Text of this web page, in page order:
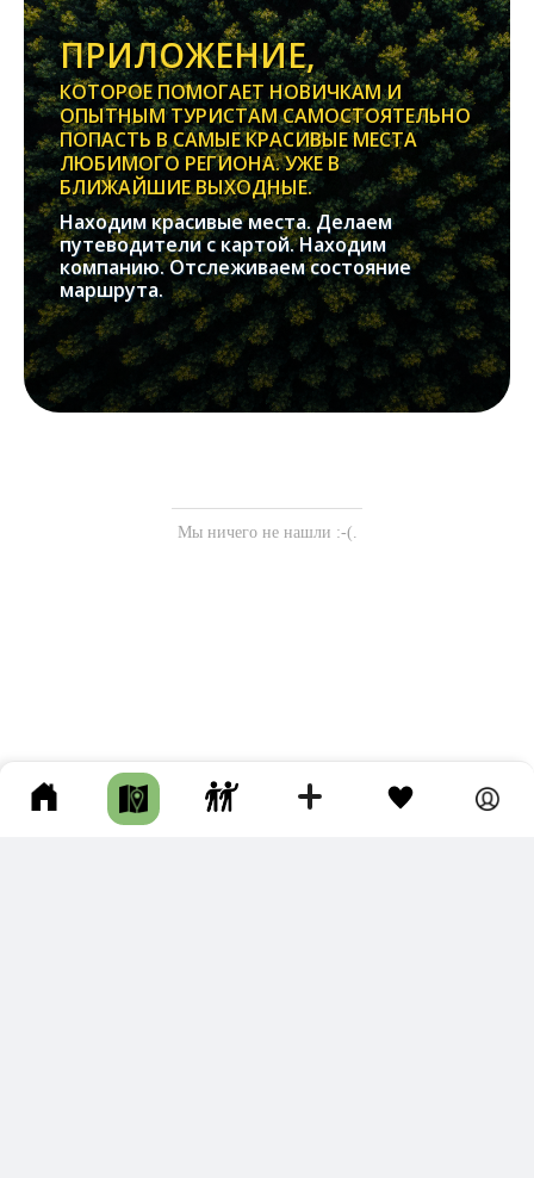
ПРИЛОЖЕНИЕ,
КОТОРОЕ ПОМОГАЕТ НОВИЧКАМ И
ОПЫТНЫМ ТУРИСТАМ САМОСТОЯТЕЛЬНО
ПОПАСТЬ В САМЫЕ КРАСИВЫЕ МЕСТА
ЛЮБИМОГО РЕГИОНА. УЖЕ В
БЛИЖАЙШИЕ ВЫХОДНЫЕ.
Находим красивые места. Делаем
путеводители с картой. Находим
компанию. Отслеживаем состояние
маршрута.
Мы ничего не нашли :-(.